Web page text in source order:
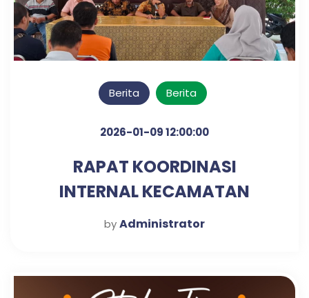
Berita Berita
2026-01-09 12:00:00
RAPAT KOORDINASI
INTERNAL KECAMATAN
KRATON UNTUK PENGUATAN
byAdministrator